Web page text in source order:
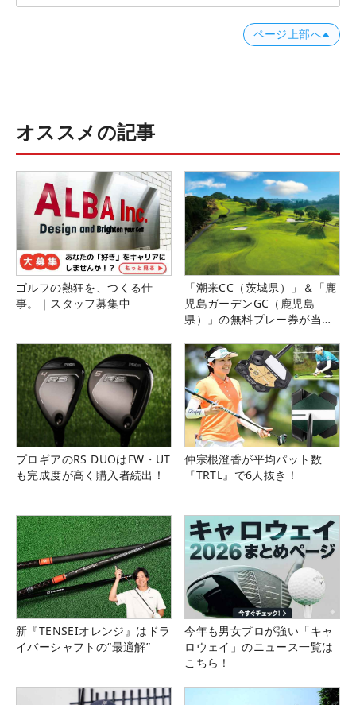
ページ上部へ
オススメの記事
ゴルフの熱狂を、つくる仕
事。｜スタッフ募集中
「潮来CC（茨城県）」＆「鹿
児島ガーデンGC（鹿児島
県）」の無料プレー券が当た
プロギアのRS DUOはFW・UT
も完成度が高く購入者続出！
仲宗根澄香が平均パット数
『TRTL』で6人抜き！
新『TENSEIオレンジ』はドラ
イバーシャフトの“最適解”
今年も男女プロが強い「キャ
ロウェイ」のニュース一覧は
こちら！